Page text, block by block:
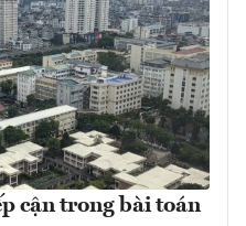
cận trong bài toán